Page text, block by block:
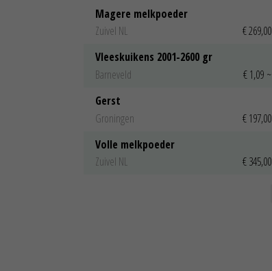
Magere melkpoeder
Zuivel NL
€ 269,00
Vleeskuikens 2001-2600 gr
Barneveld
€ 1,09 ~
Gerst
Groningen
€ 197,00
Volle melkpoeder
Zuivel NL
€ 345,00